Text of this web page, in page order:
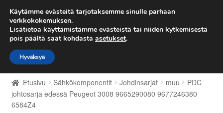
TOIMITUS alkaen 7 EUR
Siirry
navigointiin
Siirry
sisältöön
Etusivu
Kärry
Etusivu Sähkökomponentit Johdinsarjat muu
PDC
johtosarja edessä Peugeot 3008 9665290080 9677246380
6584Z4
Käytämme evästeitä tarjotaksemme sinulle parhaan
verkkokokemuksen.
Lisätietoa käyttämistämme evästeistä tai niiden kytkemisestä
pois päältä saat kohdasta asetukset.
Hyväksyä